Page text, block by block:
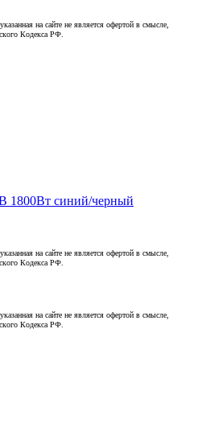
на сайте не является офертой в смысле,
Кодекса РФ.
1800Вт синий/черный
на сайте не является офертой в смысле,
Кодекса РФ.
на сайте не является офертой в смысле,
Кодекса РФ.